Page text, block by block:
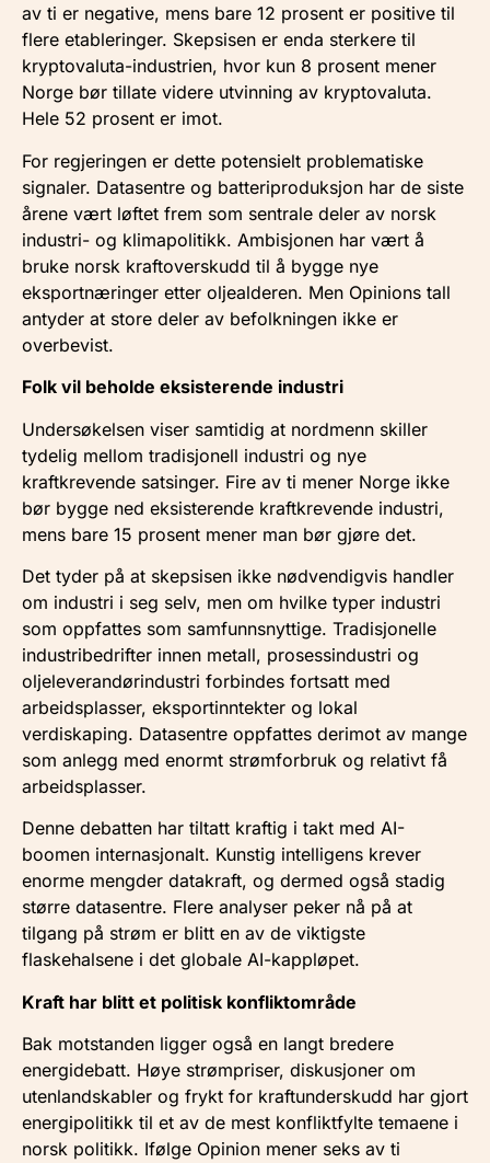
av ti er negative, mens bare 12 prosent er positive til
flere etableringer. Skepsisen er enda sterkere til
kryptovaluta-industrien, hvor kun 8 prosent mener
Norge bør tillate videre utvinning av kryptovaluta.
Hele 52 prosent er imot.
For regjeringen er dette potensielt problematiske
signaler. Datasentre og batteriproduksjon har de siste
årene vært løftet frem som sentrale deler av norsk
industri- og klimapolitikk. Ambisjonen har vært å
bruke norsk kraftoverskudd til å bygge nye
eksportnæringer etter oljealderen. Men Opinions tall
antyder at store deler av befolkningen ikke er
overbevist.
Folk vil beholde eksisterende industri
Undersøkelsen viser samtidig at nordmenn skiller
tydelig mellom tradisjonell industri og nye
kraftkrevende satsinger. Fire av ti mener Norge ikke
bør bygge ned eksisterende kraftkrevende industri,
mens bare 15 prosent mener man bør gjøre det.
Det tyder på at skepsisen ikke nødvendigvis handler
om industri i seg selv, men om hvilke typer industri
som oppfattes som samfunnsnyttige. Tradisjonelle
industribedrifter innen metall, prosessindustri og
oljeleverandørindustri forbindes fortsatt med
arbeidsplasser, eksportinntekter og lokal
verdiskaping. Datasentre oppfattes derimot av mange
som anlegg med enormt strømforbruk og relativt få
arbeidsplasser.
Denne debatten har tiltatt kraftig i takt med AI-
boomen internasjonalt. Kunstig intelligens krever
enorme mengder datakraft, og dermed også stadig
større datasentre. Flere analyser peker nå på at
tilgang på strøm er blitt en av de viktigste
flaskehalsene i det globale AI-kappløpet.
Kraft har blitt et politisk konfliktområde
Bak motstanden ligger også en langt bredere
energidebatt. Høye strømpriser, diskusjoner om
utenlandskabler og frykt for kraftunderskudd har gjort
energipolitikk til et av de mest konfliktfylte temaene i
norsk politikk. Ifølge Opinion mener seks av ti